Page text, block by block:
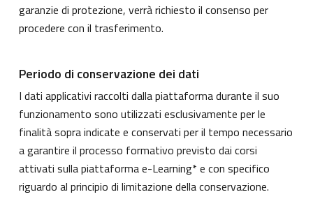
garanzie di protezione, verrà richiesto il consenso per
procedere con il trasferimento.
Periodo di conservazione dei dati
I dati applicativi raccolti dalla piattaforma durante il suo
funzionamento sono utilizzati esclusivamente per le
finalità sopra indicate e conservati per il tempo necessario
a garantire il processo formativo previsto dai corsi
attivati sulla piattaforma e-Learning* e con specifico
riguardo al principio di limitazione della conservazione.